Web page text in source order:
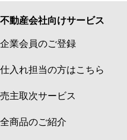
不動産会社向けサービス
企業会員のご登録
仕入れ担当の方はこちら
売主取次サービス
全商品のご紹介